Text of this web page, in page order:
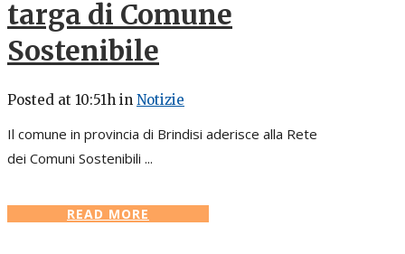
targa di Comune
Sostenibile
Posted at 10:51h in Notizie
Il comune in provincia di Brindisi aderisce alla Rete
dei Comuni Sostenibili ...
READ MORE